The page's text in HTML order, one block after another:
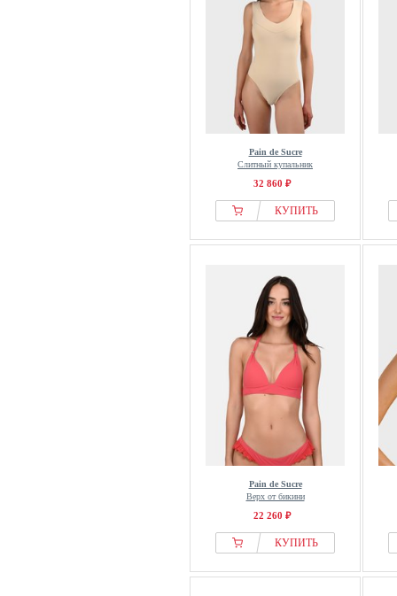
Pain de Sucre
Слитный купальник
32 860 ₽
КУПИТЬ
Pain de Sucre
Верх от бикини
22 260 ₽
КУПИТЬ